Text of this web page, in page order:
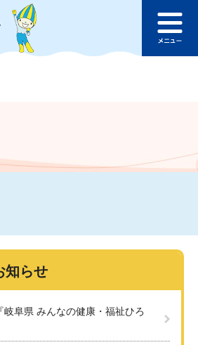
このページの本文へ
ュ
知らせ
岐阜県 みんなの健康・福祉ひろ